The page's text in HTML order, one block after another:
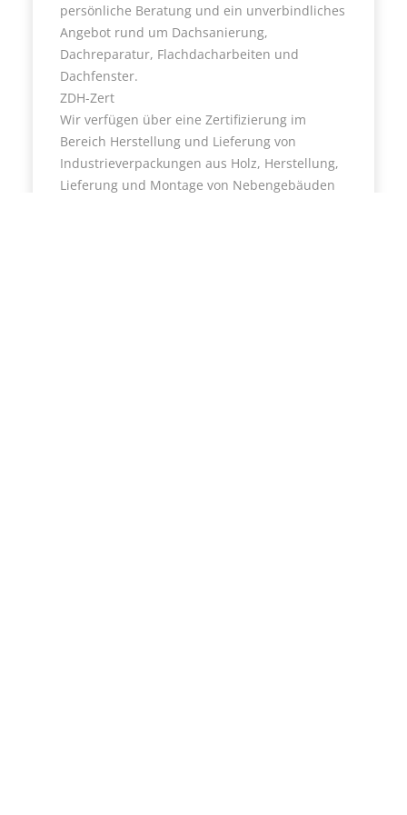
persönliche Beratung und ein unverbindliches
Angebot rund um Dachsanierung,
Dachreparatur, Flachdacharbeiten und
Dachfenster.
ZDH-Zert
Wir verfügen über eine Zertifizierung im
Bereich Herstellung und Lieferung von
Industrieverpackungen aus Holz, Herstellung,
Lieferung und Montage von Nebengebäuden